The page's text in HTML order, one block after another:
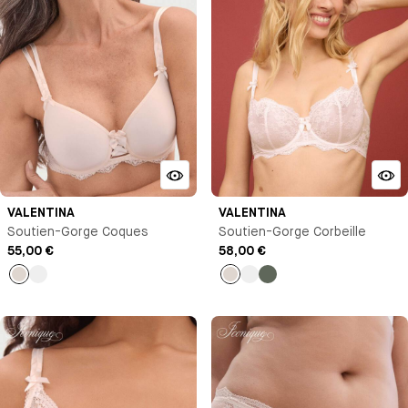
VALENTINA
Soutien-Gorge Coques
55,00 €
Talc
VALENTINA
Soutien-Gorge Corbeille
58,00 €
Talc